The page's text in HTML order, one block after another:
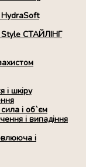
HydraSoft
Style СТАЙЛІНГ
і шкіру
і об`єм
і випадіння
і